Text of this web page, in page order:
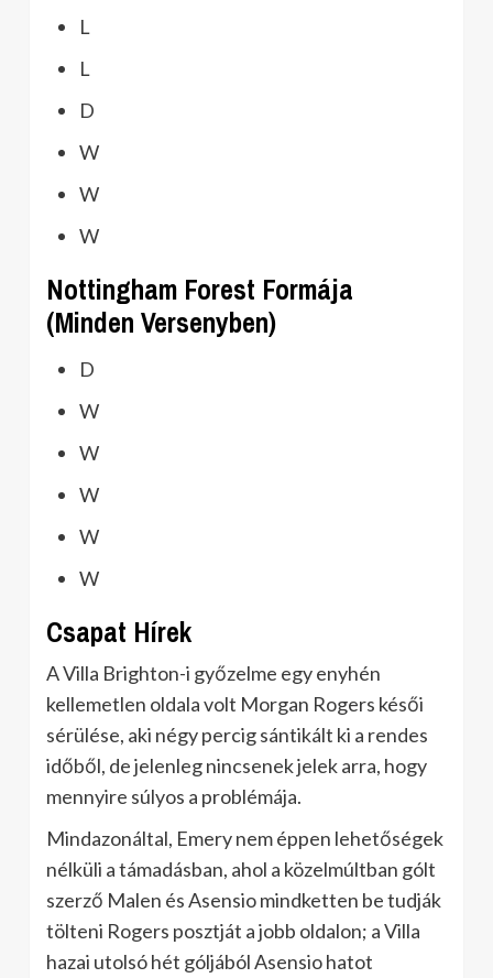
L
L
D
W
W
W
Nottingham Forest Formája
(Minden Versenyben)
D
W
W
W
W
W
Csapat Hírek
A Villa Brighton-i győzelme egy enyhén
kellemetlen oldala volt Morgan Rogers késői
sérülése, aki négy percig sántikált ki a rendes
időből, de jelenleg nincsenek jelek arra, hogy
mennyire súlyos a problémája.
Mindazonáltal, Emery nem éppen lehetőségek
nélküli a támadásban, ahol a közelmúltban gólt
szerző Malen és Asensio mindketten be tudják
tölteni Rogers posztját a jobb oldalon; a Villa
hazai utolsó hét góljából Asensio hatot